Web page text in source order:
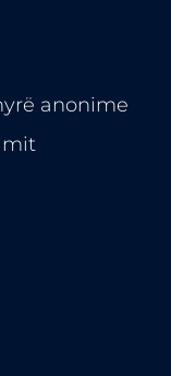
anonime